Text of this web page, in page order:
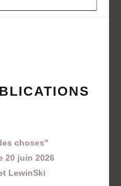
choses"
20 juin 2026
LewinSki